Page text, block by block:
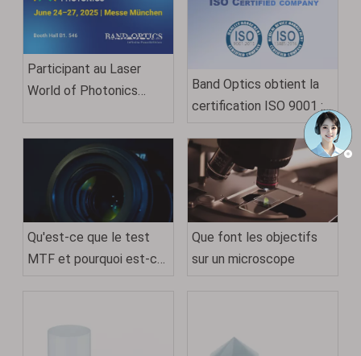
Participant au Laser
World of Photonics
Band Optics obtient la
certification ISO 9001 :
2015 : un témoignage de
qualité et d'excellence
Qu'est-ce que le test
MTF et pourquoi est-ce
photo
Que font les objectifs
sur un microscope